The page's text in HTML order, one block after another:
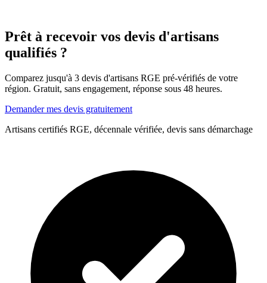
Prêt à recevoir vos devis d'artisans
qualifiés ?
Comparez jusqu'à 3 devis d'artisans RGE pré-vérifiés de votre
région. Gratuit, sans engagement, réponse sous 48 heures.
Demander mes devis gratuitement
Artisans certifiés RGE, décennale vérifiée, devis sans démarchage